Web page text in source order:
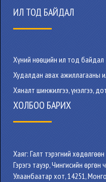
ИЛ ТОД БАЙДАЛ
Хүний нөөцийн ил тод байдал
Худалдан авах ажиллагааны
Хяналт шинжилгээ, үнэлгээ,
ХОЛБОО БАРИХ
Хаяг: Галт тэрэгний
Гэрэгэ тауэр, Чингисийн
Улаанбаатар хот, 14251,